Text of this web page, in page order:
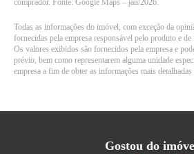
comprador. Fonte: Google Maps – jan/2026.
Todas as informações do imóvel, com exceção da
fornecidas pela empresa responsável pelo produto e
Os valores exibidos são fornecidos pela empresa e
prévio, bem como representarem alguma unidade
empresa a fim de obter as informações mais detalhadas
Gostou do